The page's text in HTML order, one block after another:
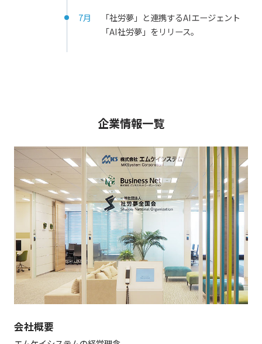
7月
「社労夢」と連携するAIエージェント
「AI社労夢」をリリース。
企業情報一覧
会社概要